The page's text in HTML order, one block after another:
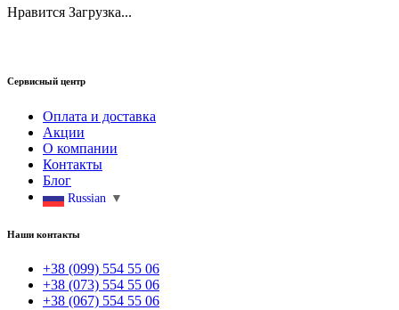
Нравится Загрузка...
Сервисный центр
Оплата и доставка
Акции
О компании
Контакты
Блог
Russian ▼
Наши контакты
+38 (099) 554 55 06
+38 (073) 554 55 06
+38 (067) 554 55 06